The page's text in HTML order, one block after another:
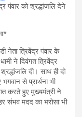
पंवार को श्रद्धांजलि देने
नेता त्रिवेंद्र पंवार के
ने दिवंगत त्रिवेंद्र
दी। साथ ही दो
से प्रार्थना भी
करते हुए मुख्यमंत्री ने
संभव मदद का भरोसा भी